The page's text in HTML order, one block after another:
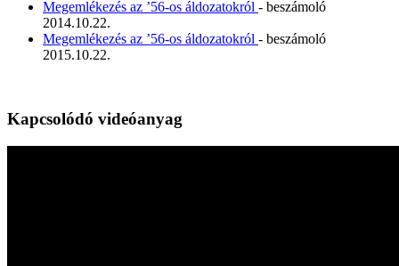
Megemlékezés az ’56-os áldozatokról - beszámoló
2014.10.22.
Megemlékezés az ’56-os áldozatokról - beszámoló
2015.10.22.
Kapcsolódó videóanyag